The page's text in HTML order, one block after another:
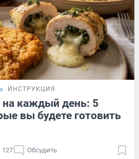
ИНСТРУКЦИЯ
на каждый день: 5
вы будете готовить
127 Обсудить